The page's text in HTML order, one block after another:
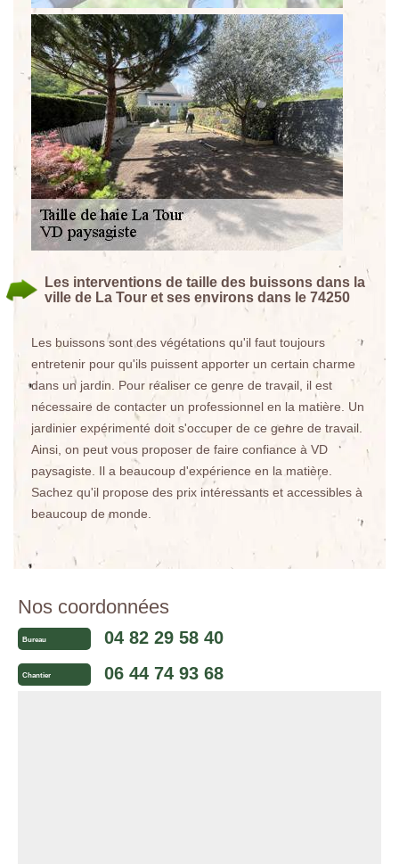
Les interventions de taille des buissons dans la
ville de La Tour et ses environs dans le 74250
Les buissons sont des végétations qu'il faut toujours
entretenir pour qu'ils puissent apporter un certain charme
dans un jardin. Pour réaliser ce genre de travail, il est
nécessaire de contacter un professionnel en la matière. Un
jardinier expérimenté doit s'occuper de ce genre de travail.
Ainsi, on peut vous proposer de faire confiance à VD
paysagiste. Il a beaucoup d'expérience en la matière.
Sachez qu'il propose des prix intéressants et accessibles à
beaucoup de monde.
Nos coordonnées
Bureau 04 82 29 58 40
Chantier 06 44 74 93 68